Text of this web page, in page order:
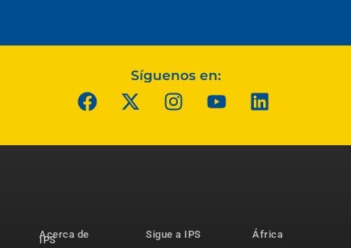
Síguenos en:
Acerca de
IPS
Sigue a IPS
África